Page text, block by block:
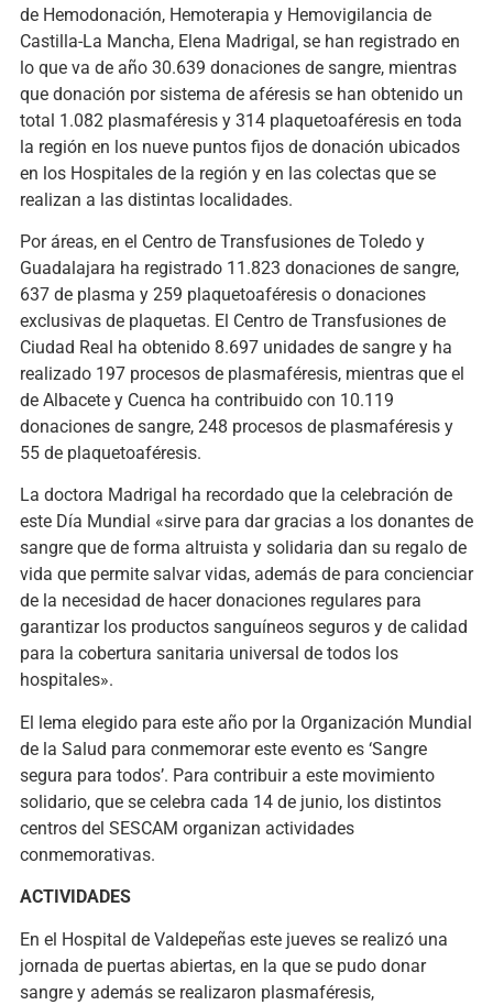
de Hemodonación, Hemoterapia y Hemovigilancia de
Castilla-La Mancha, Elena Madrigal, se han registrado en
lo que va de año 30.639 donaciones de sangre, mientras
que donación por sistema de aféresis se han obtenido un
total 1.082 plasmaféresis y 314 plaquetoaféresis en toda
la región en los nueve puntos fijos de donación ubicados
en los Hospitales de la región y en las colectas que se
realizan a las distintas localidades.
Por áreas, en el Centro de Transfusiones de Toledo y
Guadalajara ha registrado 11.823 donaciones de sangre,
637 de plasma y 259 plaquetoaféresis o donaciones
exclusivas de plaquetas. El Centro de Transfusiones de
Ciudad Real ha obtenido 8.697 unidades de sangre y ha
realizado 197 procesos de plasmaféresis, mientras que el
de Albacete y Cuenca ha contribuido con 10.119
donaciones de sangre, 248 procesos de plasmaféresis y
55 de plaquetoaféresis.
La doctora Madrigal ha recordado que la celebración de
este Día Mundial «sirve para dar gracias a los donantes de
sangre que de forma altruista y solidaria dan su regalo de
vida que permite salvar vidas, además de para concienciar
de la necesidad de hacer donaciones regulares para
garantizar los productos sanguíneos seguros y de calidad
para la cobertura sanitaria universal de todos los
hospitales».
El lema elegido para este año por la Organización Mundial
de la Salud para conmemorar este evento es ‘Sangre
segura para todos’. Para contribuir a este movimiento
solidario, que se celebra cada 14 de junio, los distintos
centros del SESCAM organizan actividades
conmemorativas.
ACTIVIDADES
En el Hospital de Valdepeñas este jueves se realizó una
jornada de puertas abiertas, en la que se pudo donar
sangre y además se realizaron plasmaféresis,